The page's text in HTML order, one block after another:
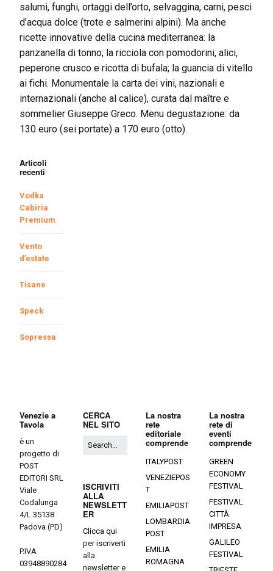
salumi, funghi, ortaggi dell’orto, selvaggina, carni, pesci
d’acqua dolce (trote e salmerini alpini). Ma anche
ricette innovative della cucina mediterranea: la
panzanella di tonno; la ricciola con pomodorini, alici,
peperone crusco e ricotta di bufala; la guancia di vitello
ai fichi. Monumentale la carta dei vini, nazionali e
internazionali (anche al calice), curata dal maître e
sommelier Giuseppe Greco. Menu degustazione: da
130 euro (sei portate) a 170 euro (otto).
Articoli
recenti
Vodka
Cabiria
Premium
Vento
d’estate
Tisane
Speck
Sopressa
Venezie a
Tavola
è un
progetto di
POST
EDITORI SRL
Viale
Codalunga
4/L 35138
Padova (PD)
P.IVA
03948890284
CERCA
NEL SITO
ISCRIVITI
ALLA
NEWSLETT
ER
Clicca qui
per iscriverti
alla
newsletter e
La nostra
rete
editoriale
comprende
ITALYPOST
VENEZIEPOS
T
EMILIAPOST
LOMBARDIA
POST
EMILIA
ROMAGNA
La nostra
rete di
eventi
comprende
GREEN
ECONOMY
FESTIVAL
FESTIVAL
CITTÀ
IMPRESA
GALILEO
FESTIVAL